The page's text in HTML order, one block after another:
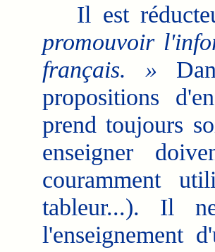
Il est
promouvoir
français. »
propositions
prend toujours
enseigner
couramment
tableur...). Il
l'enseignement